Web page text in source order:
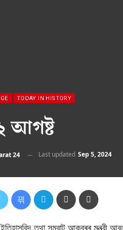
TODAY IN HISTORY
আগষ্ট
24 Last updated Sep 5, 2024
তথা সম্রাট আকবৰৰ মন্ত্রী